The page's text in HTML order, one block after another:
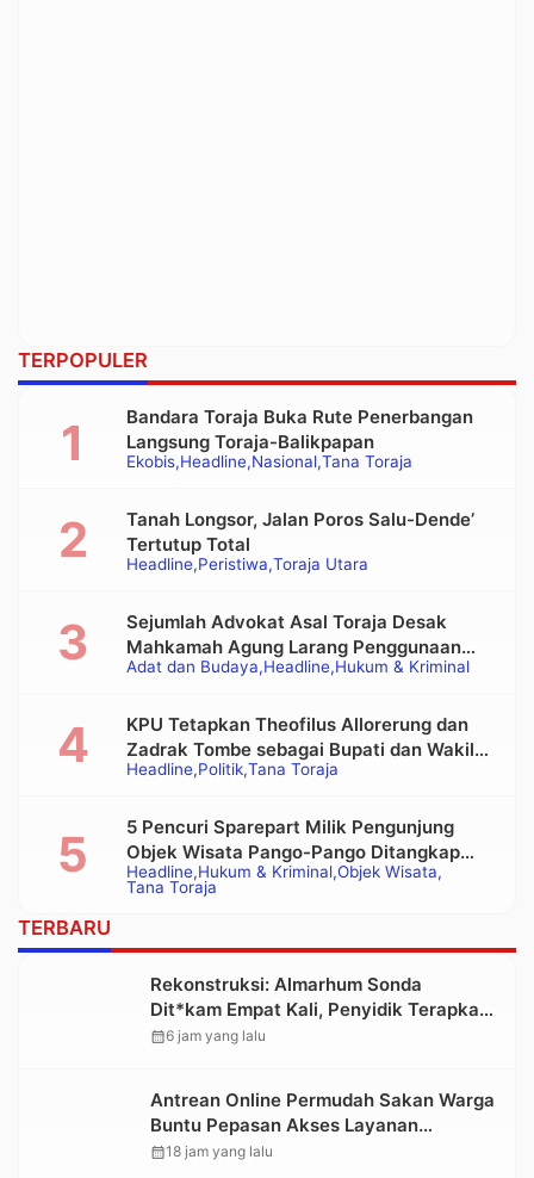
TERPOPULER
Ekobis Headline Nasional Tana Toraja
Bandara Toraja Buka Rute Penerbangan
Langsung Toraja-Balikpapan
Headline Peristiwa Toraja Utara
Tanah Longsor, Jalan Poros Salu-Dende’
Tertutup Total
Adat dan Budaya Headline Hukum & Kriminal
Sejumlah Advokat Asal Toraja Desak
Mahkamah Agung Larang Penggunaan
Alat Berat pada Eksekusi Rumah Adat
Headline Politik Tana Toraja
KPU Tetapkan Theofilus Allorerung dan
Zadrak Tombe sebagai Bupati dan Wakil
Bupati Tana Toraja Terpilih
Headline Hukum & Kriminal Objek Wisata
Tana Toraja
5 Pencuri Sparepart Milik Pengunjung
Objek Wisata Pango-Pango Ditangkap
Polisi
TERBARU
Rekonstruksi: Almarhum Sonda
Dit*kam Empat Kali, Penyidik Terapkan
Pasal Pembunuhan Berencana
calendar_month6 jam yang lalu
Antrean Online Permudah Sakan Warga
Buntu Pepasan Akses Layanan
Kesehatan Tanpa Hambatan
calendar_month18 jam yang lalu